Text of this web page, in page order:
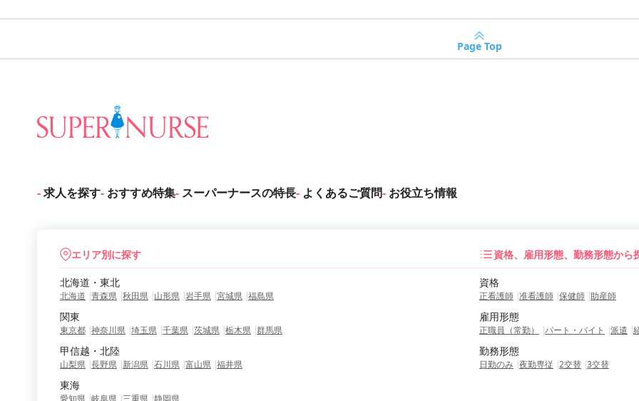
Page Top
求人を探す おすすめ特集 スーパーナースの特長 よくあるご質問 お役立ち情報
エリア別に探す
北海道・東北
北海道 青森県 秋田県 山形県 岩手県 宮城県 福島県
関東
東京都 神奈川県 埼玉県 千葉県 茨城県 栃木県 群馬県
甲信越・北陸
山梨県 長野県 新潟県 石川県 富山県 福井県
東海
愛知県 岐阜県 三重県 静岡県
資格、雇用形態、勤務形態から
資格
正看護師 准看護師 保健師 助産師
雇用形態
正職員（常勤） パート・バイト 派遣
勤務形態
日勤のみ 夜勤専従 2交替 3交替